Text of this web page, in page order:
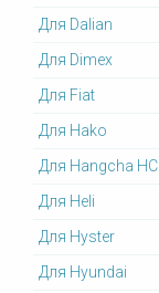
Для Dalian
Для Dimex
Для Fiat
Для Hako
Для Hangcha HC
Для Heli
Для Hyster
Для Hyundai